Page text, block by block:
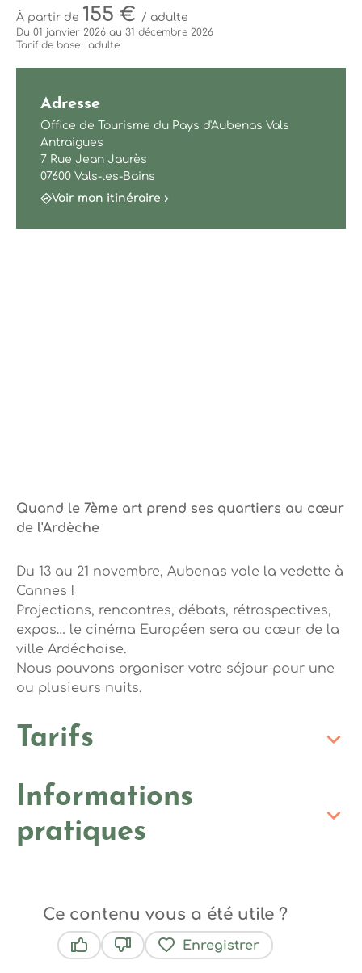
Quand le 7ème art prend ses quartiers au cœur
de l'Ardèche
Du 13 au 21 novembre, Aubenas vole la vedette à
Cannes !
Projections, rencontres, débats, rétrospectives,
expos… le cinéma Européen sera au cœur de la
ville Ardéchoise.
Nous pouvons organiser votre séjour pour une
ou plusieurs nuits.
Tarifs
Informations
pratiques
À partir de 155 € / adulte
Du 01 janvier 2026 au 31 décembre 2026
Tarif de base : adulte
Adresse
Office de Tourisme du Pays d'Aubenas Vals
Antraigues
7 Rue Jean Jaurès
07600 Vals-les-Bains
Voir mon itinéraire
Ce contenu vous a été utile ?
Enregistrer